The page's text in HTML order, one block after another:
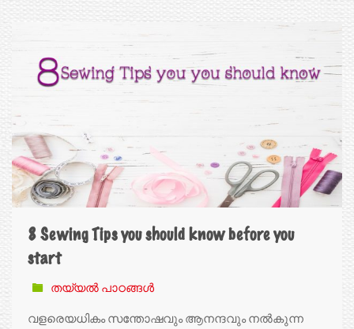
8 Sewing Tips you should know before you
start
തയ്യൽ പാഠങ്ങൾ
വളരെയധികം സന്തോഷവും ആനന്ദവും നൽകുന്ന